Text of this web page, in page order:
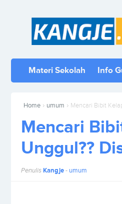
Materi Sekolah Info
Home › umum › Mencari Bibit
Mencari
Unggul??
PenulisKangje- umum